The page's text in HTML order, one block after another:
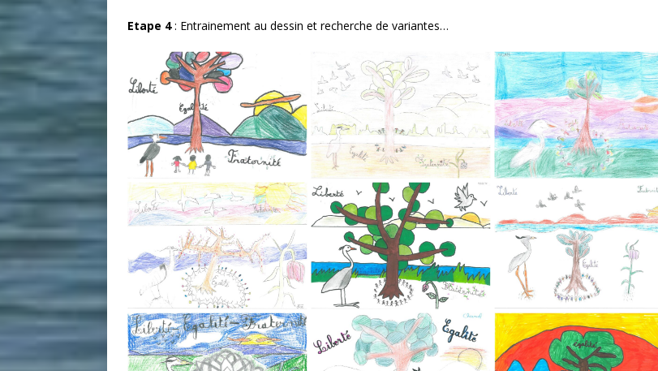
Etape 4: Entrainement au dessin et recherche de variantes…